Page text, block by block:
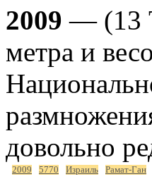
2009 — (13
метра и
довольно
2009 5770 Израиль Рамат-Ган